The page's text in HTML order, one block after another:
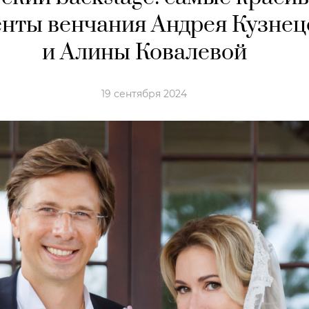
венчания Андрея
и Алины Ковалевой
19 сентября 2024